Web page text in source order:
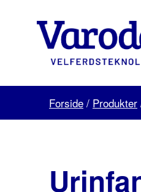
Velferdsteknologi
Forside / Produkter